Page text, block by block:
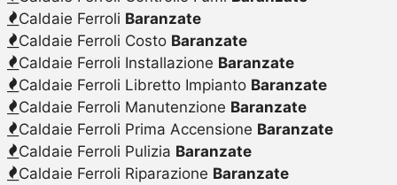
Caldaie Ferroli Baranzate
Caldaie Ferroli Costo Baranzate
Caldaie Ferroli Installazione Baranzate
Caldaie Ferroli Libretto Impianto Baranzate
Caldaie Ferroli Manutenzione Baranzate
Caldaie Ferroli Prima Accensione Baranzate
Caldaie Ferroli Pulizia Baranzate
Caldaie Ferroli Riparazione Baranzate